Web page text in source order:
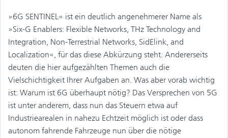
»6G SENTINEL« ist ein deutlich angenehmerer Name als
»Six-G Enablers: Flexible Networks, THz Technology and
Integration, Non-Terrestrial Networks, SidElink, and
Localization«, für das diese Abkürzung steht. Andererseits
deuten die hier aufgezählten Themen auch die
Vielschichtigkeit Ihrer Aufgaben an. Was aber vorab wichtig
ist: Warum ist 6G überhaupt nötig? Das Versprechen von 5G
ist unter anderem, dass nun das Steuern etwa auf
Industriearealen in nahezu Echtzeit möglich ist oder dass
autonom fahrende Fahrzeuge nun über die nötige